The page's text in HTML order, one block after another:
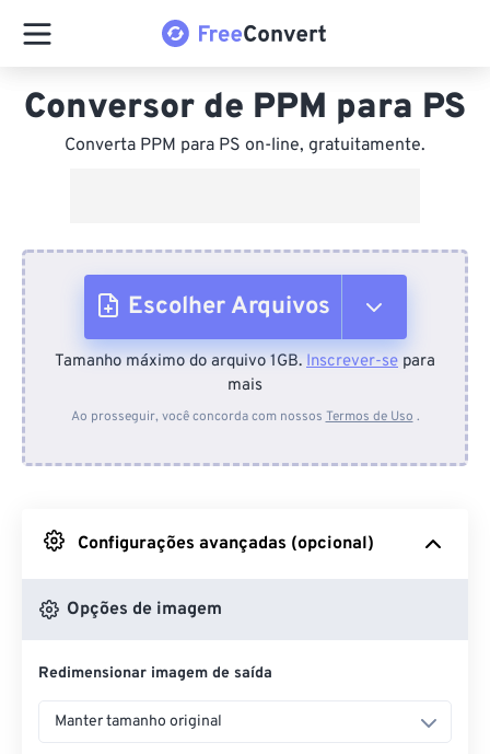
Conversor de PPM para PS
Converta PPM para PS on-line, gratuitamente.
Escolher Arquivos
Do dispositivo
Do Google Drive
Do OneDrive
Da URL
Tamanho máximo do arquivo 1GB. Inscrever-se para
mais
Ao prosseguir, você concorda com nossos Termos de Uso .
Configurações avançadas (opcional)
Opções de imagem
Redimensionar imagem de saída
Manter tamanho original